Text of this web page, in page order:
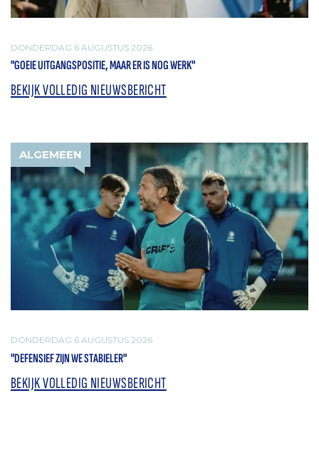
DONDERDAG 6 AUGUSTUS 2026
"GOEIE UITGANGSPOSITIE, MAAR ER IS NOG WERK"
BEKIJK VOLLEDIG NIEUWSBERICHT
ALGEMEEN
DONDERDAG 6 AUGUSTUS 2026
"DEFENSIEF ZIJN WE STABIELER"
BEKIJK VOLLEDIG NIEUWSBERICHT